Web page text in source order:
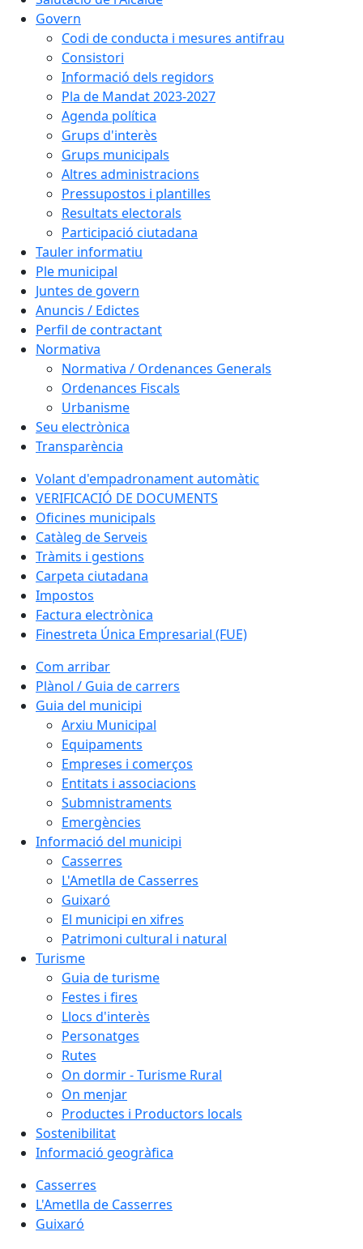
Govern
Codi de conducta i mesures antifrau
Consistori
Informació dels regidors
Pla de Mandat 2023-2027
Agenda política
Grups d'interès
Grups municipals
Altres administracions
Pressupostos i plantilles
Resultats electorals
Participació ciutadana
Tauler informatiu
Ple municipal
Juntes de govern
Anuncis / Edictes
Perfil de contractant
Normativa
Normativa / Ordenances Generals
Ordenances Fiscals
Urbanisme
Seu electrònica
Transparència
Volant d'empadronament automàtic
VERIFICACIÓ DE DOCUMENTS
Oficines municipals
Catàleg de Serveis
Tràmits i gestions
Carpeta ciutadana
Impostos
Factura electrònica
Finestreta Única Empresarial (FUE)
Com arribar
Plànol / Guia de carrers
Guia del municipi
Arxiu Municipal
Equipaments
Empreses i comerços
Entitats i associacions
Submnistraments
Emergències
Informació del municipi
Casserres
L'Ametlla de Casserres
Guixaró
El municipi en xifres
Patrimoni cultural i natural
Turisme
Guia de turisme
Festes i fires
Llocs d'interès
Personatges
Rutes
On dormir - Turisme Rural
On menjar
Productes i Productors locals
Sostenibilitat
Informació geogràfica
Casserres
L'Ametlla de Casserres
Guixaró